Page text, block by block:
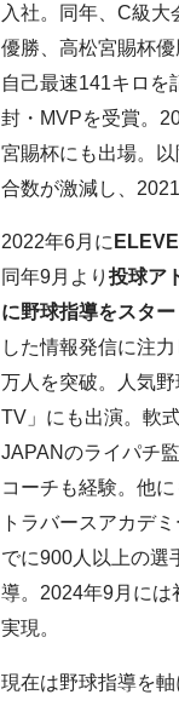
入社。同年、C級大
優勝、高松宮賜杯
自己最速141キロを
封・MVPを受賞。
宮賜杯にも出場。
合数が激減し、
2022年6月に
同年9月より 投球ア
に野球指導をスター
した情報発信に注
万人を突破。人気
TV」にも出演。軟
JAPANのライパチ
コーチも経験。他
トラバースアカデ
でに900人以上の選
導。2024年9月には
実現。
現在は野球指導を